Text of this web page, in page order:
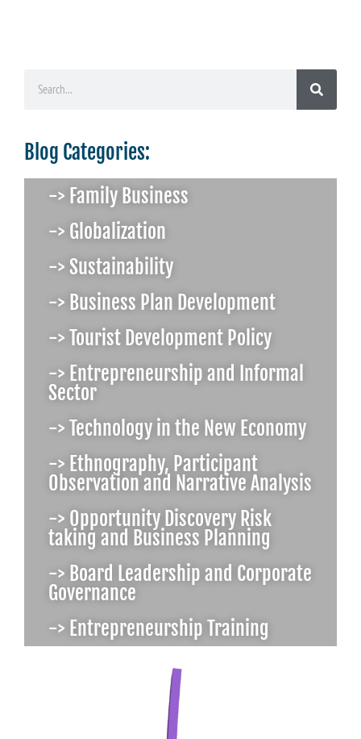
Blog Categories:
-> Family Business
-> Globalization
-> Sustainability
-> Business Plan Development
-> Tourist Development Policy
-> Entrepreneurship and Informal
Sector
-> Technology in the New Economy
-> Ethnography, Participant
Observation and Narrative Analysis
-> Opportunity Discovery Risk
taking and Business Planning
-> Board Leadership and Corporate
Governance
-> Entrepreneurship Training